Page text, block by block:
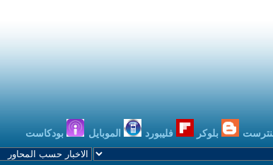
بلوكر فليبورد الموبايل بودكاست